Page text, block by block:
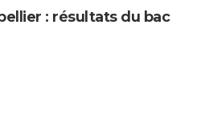
: résultats du bac